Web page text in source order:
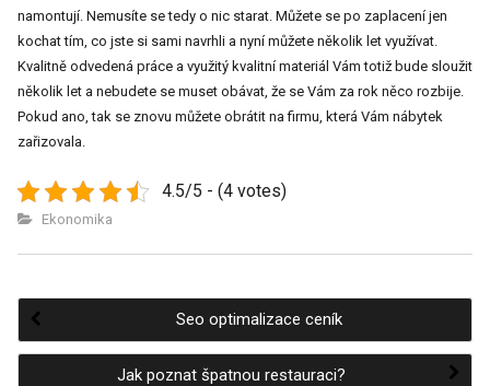
namontují. Nemusíte se tedy o nic starat. Můžete se po zaplacení jen
kochat tím, co jste si sami navrhli a nyní můžete několik let využívat.
Kvalitně odvedená práce a využitý kvalitní materiál Vám totiž bude sloužit
několik let a nebudete se muset obávat, že se Vám za rok něco rozbije.
Pokud ano, tak se znovu můžete obrátit na firmu, která Vám nábytek
zařizovala.
4.5/5 - (4 votes)
Ekonomika
Post
Seo optimalizace ceník
Jak poznat špatnou restauraci?